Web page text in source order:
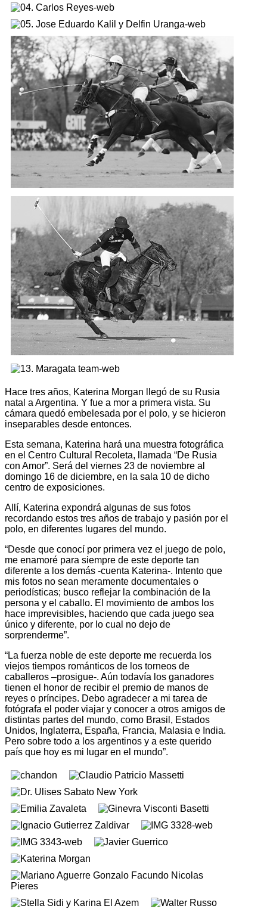
Hace tres años, Katerina Morgan llegó de su Rusia
natal a Argentina. Y fue a mor a primera vista. Su
cámara quedó embelesada por el polo, y se hicieron
inseparables desde entonces.
Esta semana, Katerina hará una muestra fotográfica
en el Centro Cultural Recoleta, llamada “De Rusia
con Amor”. Será del viernes 23 de noviembre al
domingo 16 de diciembre, en la sala 10 de dicho
centro de exposiciones.
Allí, Katerina expondrá algunas de sus fotos
recordando estos tres años de trabajo y pasión por el
polo, en diferentes lugares del mundo.
“Desde que conocí por primera vez el juego de polo,
me enamoré para siempre de este deporte tan
diferente a los demás -cuenta Katerina-. Intento que
mis fotos no sean meramente documentales o
periodísticas; busco reflejar la combinación de la
persona y el caballo. El movimiento de ambos los
hace imprevisibles, haciendo que cada juego sea
único y diferente, por lo cual no dejo de
sorprenderme”.
“La fuerza noble de este deporte me recuerda los
viejos tiempos románticos de los torneos de
caballeros –prosigue-. Aún todavía los ganadores
tienen el honor de recibir el premio de manos de
reyes o príncipes. Debo agradecer a mi tarea de
fotógrafa el poder viajar y conocer a otros amigos de
distintas partes del mundo, como Brasil, Estados
Unidos, Inglaterra, España, Francia, Malasia e India.
Pero sobre todo a los argentinos y a este querido
país que hoy es mi lugar en el mundo”.